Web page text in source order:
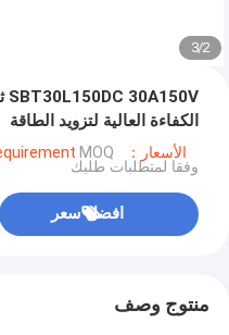
2
/
3
الكفاءة العالية لتزويد الطاقة
الأسعار：According to your order requirement
وفقا لمتطلبات طلبك
افضل سعر
منتوج وصف